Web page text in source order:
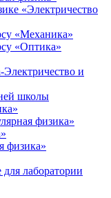
«Электричество
«Механика»
«Оптика»
и
школы
физика»
физика»
лаборатории